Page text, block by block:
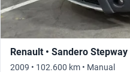
Renault • Sandero Stepway
2009 • 102.600 km • Manual